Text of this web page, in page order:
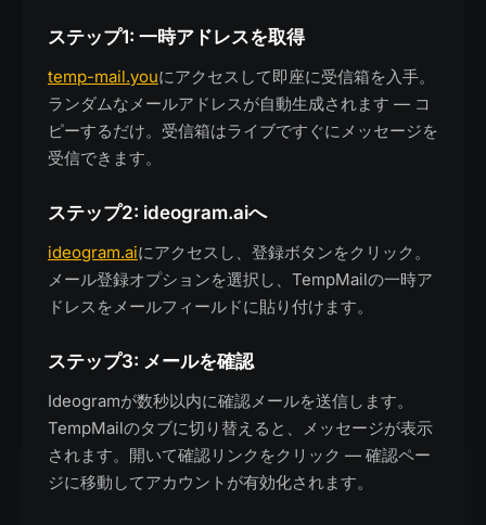
ステップ1: 一時アドレスを取得
temp-mail.youにアクセスして即座に受信箱を入手。
ランダムなメールアドレスが自動生成されます — コ
ピーするだけ。受信箱はライブですぐにメッセージを
受信できます。
ステップ2: ideogram.aiへ
ideogram.aiにアクセスし、登録ボタンをクリック。
メール登録オプションを選択し、TempMailの一時ア
ドレスをメールフィールドに貼り付けます。
ステップ3: メールを確認
Ideogramが数秒以内に確認メールを送信します。
TempMailのタブに切り替えると、メッセージが表示
されます。開いて確認リンクをクリック — 確認ペー
ジに移動してアカウントが有効化されます。